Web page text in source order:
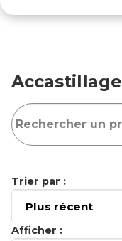
Accastillage
Trier par :
Afficher :